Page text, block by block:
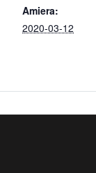
Amiera:
2020-03-12